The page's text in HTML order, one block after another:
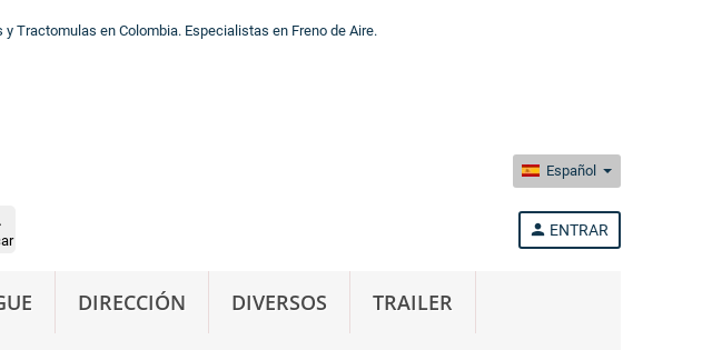
Tractomulas en Colombia. Especialistas en Freno de Aire.
Español
person ENTRAR
DIRECCIÓN DIVERSOS TRAILER